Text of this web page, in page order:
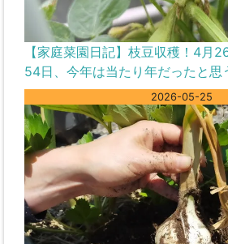
【家庭菜園日記】枝豆収穫！4月
54日、今年は当たり年だったと思
2026-05-25